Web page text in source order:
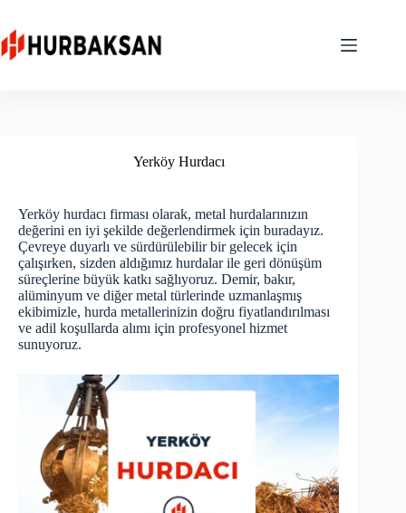
content
Yerköy Hurdacı
Yerköy hurdacı firması olarak, metal hurdalarınızın
değerini en iyi şekilde değerlendirmek için buradayız.
Çevreye duyarlı ve sürdürülebilir bir gelecek için
çalışırken, sizden aldığımız hurdalar ile geri dönüşüm
süreçlerine büyük katkı sağlıyoruz. Demir, bakır,
alüminyum ve diğer metal türlerinde uzmanlaşmış
ekibimizle, hurda metallerinizin doğru fiyatlandırılması
ve adil koşullarda alımı için profesyonel hizmet
sunuyoruz.